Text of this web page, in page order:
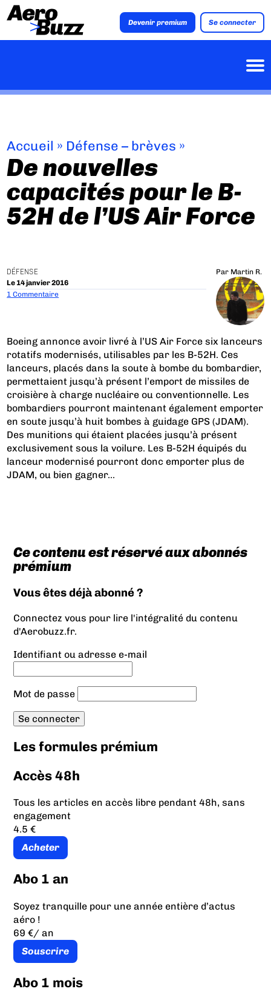
Devenir premium Se connecter
Accueil » Défense – brèves »
De nouvelles
capacités pour le B-
52H de l’US Air Force
DÉFENSE
Le 14 janvier 2016
Par Martin R.
1 Commentaire
Boeing annonce avoir livré à l’US Air Force six lanceurs
rotatifs modernisés, utilisables par les B-52H. Ces
lanceurs, placés dans la soute à bombe du bombardier,
permettaient jusqu’à présent l’emport de missiles de
croisière à charge nucléaire ou conventionnelle. Les
bombardiers pourront maintenant également emporter
en soute jusqu’à huit bombes à guidage GPS (JDAM).
Des munitions qui étaient placées jusqu’à présent
exclusivement sous la voilure. Les B-52H équipés du
lanceur modernisé pourront donc emporter plus de
JDAM, ou bien gagner...
Ce contenu est réservé aux abonnés
prémium
Vous êtes déjà abonné ?
Connectez vous pour lire l'intégralité du contenu
d'Aerobuzz.fr.
Identifiant ou adresse e-mail
Mot de passe
Les formules prémium
Accès 48h
Tous les articles en accès libre pendant 48h, sans
engagement
4.5 €
Acheter
Abo 1 an
Soyez tranquille pour une année entière d’actus
aéro !
69 €/ an
Souscrire
Abo 1 mois